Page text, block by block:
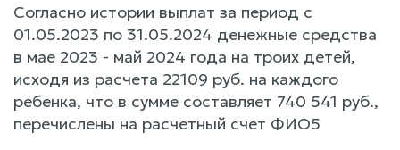
Согласно истории выплат за период с
01.05.2023 по 31.05.2024 денежные средства
в мае 2023 - май 2024 года на троих детей,
исходя из расчета 22109 руб. на каждого
ребенка, что в сумме составляет 740 541 руб.,
перечислены на расчетный счет ФИО5